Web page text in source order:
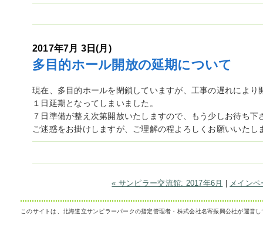
2017年7月 3日(月)
多目的ホール開放の延期について
現在、多目的ホールを閉鎖していますが、工事の遅れにより
１日延期となってしまいました。
７日準備が整え次第開放いたしますので、もう少しお待ち下
ご迷惑をお掛けしますが、ご理解の程よろしくお願いいたし
« サンピラー交流館: 2017年6月 メインペ
このサイトは、北海道立サンピラーパークの指定管理者・株式会社名寄振興公社が運営し